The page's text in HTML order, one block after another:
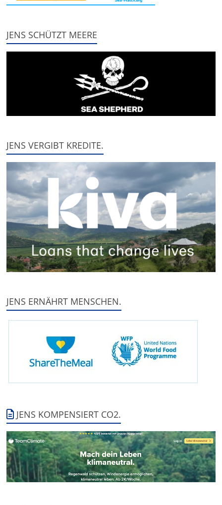
JENS SCHÜTZT MEERE
JENS VERGIBT KREDITE.
JENS ERNÄHRT MENSCHEN.
JENS KOMPENSIERT CO2.